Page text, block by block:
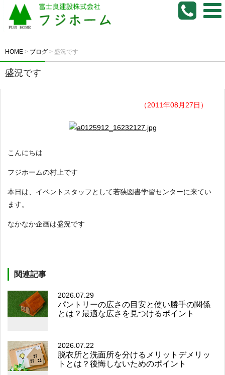
HOME > ブログ > 盛況です
盛況です
（2011年08月27日）
こんにちは
フジホームの村上です
本日は、イベントスタッフとして若狭図書学習センターに来てい
ます。
なかなか企画は盛況です
関連記事
2026.07.29
パントリーの広さの目安と使い勝手の関係
とは？最適な広さを見つけるポイント
2026.07.22
脱衣所と洗面所を分けるメリットデメリッ
トとは？後悔しないためのポイント